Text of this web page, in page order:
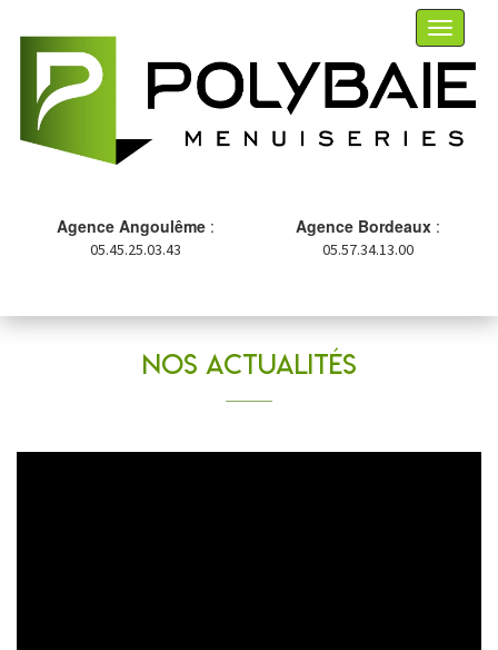
Agence Angoulême :
05.45.25.03.43
Agence Bordeaux :
05.57.34.13.00
Toggle
Nos actualités